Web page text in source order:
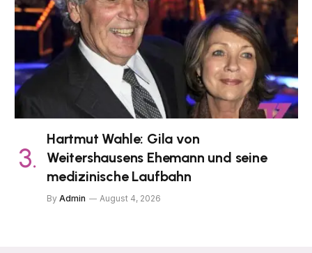
Hartmut Wahle: Gila von
Weitershausens Ehemann und seine
medizinische Laufbahn
By Admin August 4, 2026